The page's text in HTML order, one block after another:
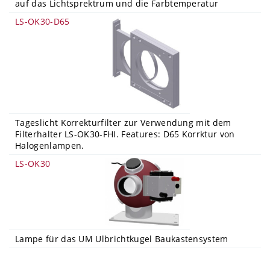
auf das Lichtsprektrum und die Farbtemperatur
LS-OK30-D65
Tageslicht Korrekturfilter zur Verwendung mit dem
Filterhalter LS-OK30-FHI. Features: D65 Korrktur von
Halogenlampen.
LS-OK30
Lampe für das UM Ulbrichtkugel Baukastensystem